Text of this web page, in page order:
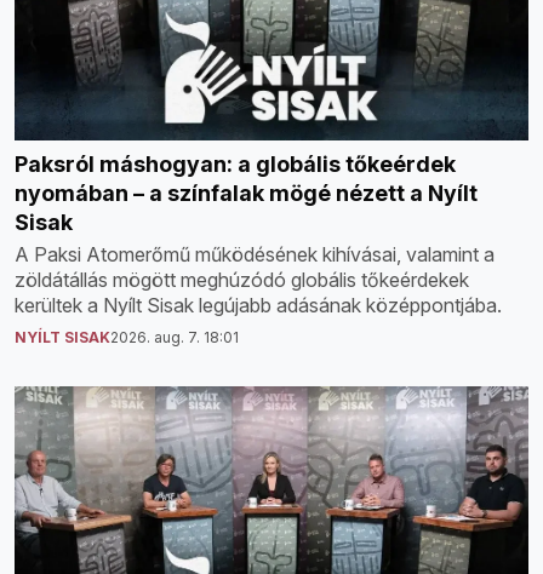
Paksról máshogyan: a globális tőkeérdek
nyomában – a színfalak mögé nézett a Nyílt
Sisak
A Paksi Atomerőmű működésének kihívásai, valamint a
zöldátállás mögött meghúzódó globális tőkeérdekek
kerültek a Nyílt Sisak legújabb adásának középpontjába.
NYÍLT SISAK2026. aug. 7. 18:01